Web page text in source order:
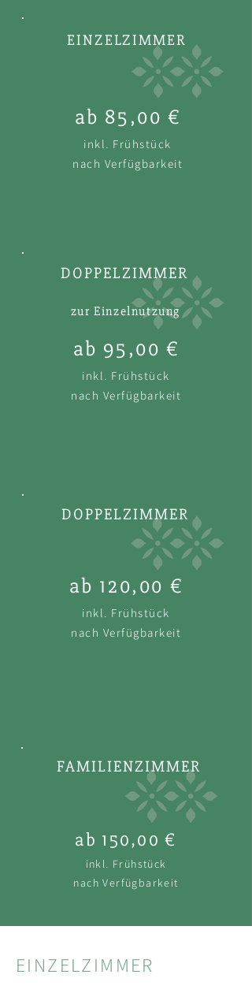
EINZELZIMMER
ab 85,00 €
inkl. Frühstück
nach Verfügbarkeit
DOPPELZIMMER
zur Einzelnutzung
ab 95,00 €
inkl. Frühstück
nach Verfügbarkeit
DOPPELZIMMER
ab 120,00 €
inkl. Frühstück
nach Verfügbarkeit
FAMILIENZIMMER
ab 150,00 €
inkl. Frühstück
nach Verfügbarkeit
EINZELZIMMER